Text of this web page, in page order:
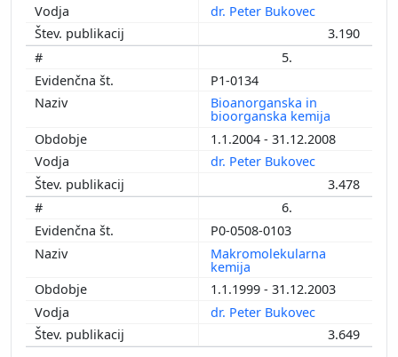
dr. Peter Bukovec
3.190
5.
P1-0134
Bioanorganska in
bioorganska kemija
1.1.2004 - 31.12.2008
dr. Peter Bukovec
3.478
6.
P0-0508-0103
Makromolekularna
kemija
1.1.1999 - 31.12.2003
dr. Peter Bukovec
3.649